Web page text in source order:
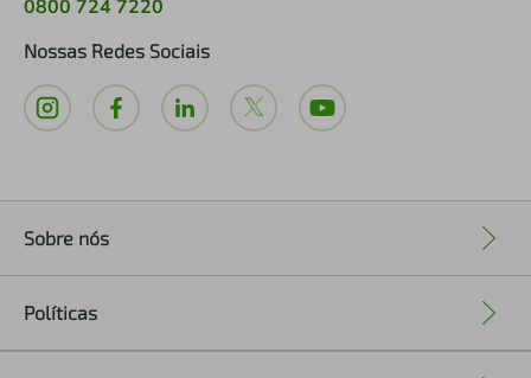
0800 724 7220
Nossas Redes Sociais
Sobre nós
Políticas